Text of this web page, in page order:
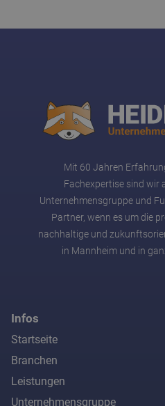
Mit 60 Jahren
Fachexpertise sind wir
Unternehmensgruppe und
Partner, wenn es um die
nachhaltige und
in Mannheim und in
Infos
Startseite
Branchen
Leistungen
Unternehmensgruppe